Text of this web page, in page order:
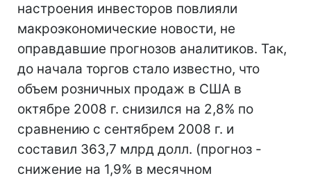
настроения инвесторов повлияли
макроэкономические новости, не
оправдавшие прогнозов аналитиков. Так,
до начала торгов стало известно, что
объем розничных продаж в США в
октябре 2008 г. снизился на 2,8% по
сравнению с сентябрем 2008 г. и
составил 363,7 млрд долл. (прогноз -
снижение на 1,9% в месячном